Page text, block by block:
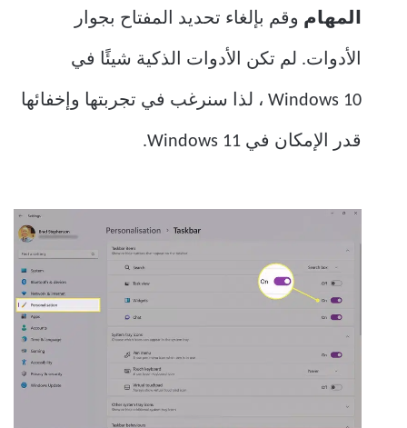
المهام وقم بإلغاء تحديد المفتاح بجوار
الأدوات. لم تكن الأدوات الذكية شيئًا في
Windows 10 ، لذا سنرغب في تجربتها وإخفائها
قدر الإمكان في Windows 11.